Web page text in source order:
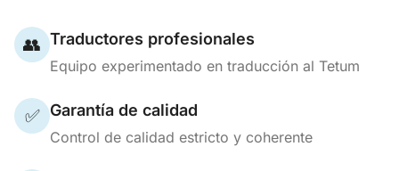
👥 Traductores profesionales
Equipo experimentado en traducción al Tetum
✅ Garantía de calidad
Control de calidad estricto y coherente